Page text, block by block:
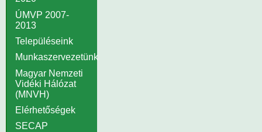
ÚMVP 2007-
2013
Településeink
Munkaszervezetünk
Magyar Nemzeti
Vidéki Hálózat
(MNVH)
Elérhetőségek
SECAP